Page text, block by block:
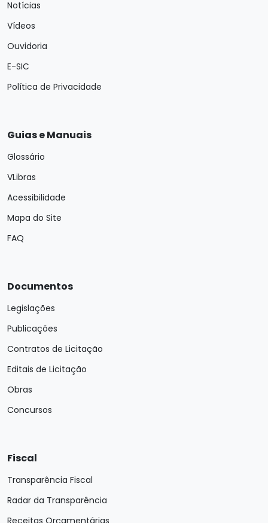
Notícias
Vídeos
Ouvidoria
E-SIC
Política de Privacidade
Guias e Manuais
Glossário
VLibras
Acessibilidade
Mapa do Site
FAQ
Documentos
Legislações
Publicações
Contratos de Licitação
Editais de Licitação
Obras
Concursos
Fiscal
Transparência Fiscal
Radar da Transparência